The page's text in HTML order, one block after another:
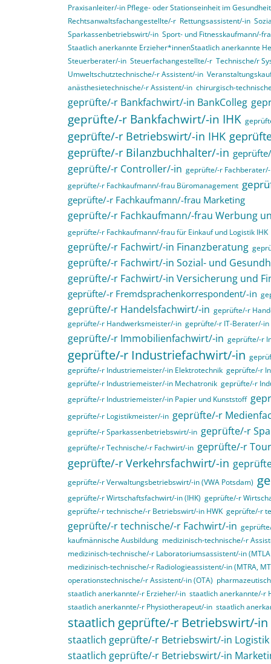
Praxisanleiter/-in Pflege- oder Stationseinheit im
Rechtsanwaltsfachangestellte/-r Rettungsassistent/-in
Sparkassenbetriebswirt/-in Sport- und Fitnesskaufmann/-
Staatlich anerkannte Erzieher*innenStaatlich anerkannte
Steuerberater/-in Steuerfachangestellte/-r Technische/r
Umweltschutztechnische/-r Assistent/-in
anästhesietechnische/-r Assistent/-in chirurgisch-
geprüfte/-r Bankfachwirt/-in BankColleg
geprüfte/-r Bankfachwirt/-in IHK
geprüfte/-r Betriebswirt/-in IHK
geprüfte/-r Bilanzbuchhalter/-in
geprüfte/-r Controller/-in geprüfte/-r
geprüfte/-r Fachkaufmann/-frau Büromanagement
geprüfte/-r Fachkaufmann/-frau Marketing
geprüfte/-r Fachkaufmann/-frau Werbung
geprüfte/-r Fachkaufmann/-frau für Einkauf und Logistik IHK
geprüfte/-r Fachwirt/-in Finanzberatung
geprüfte/-r Fachwirt/-in Sozial- und
geprüfte/-r Fachwirt/-in Versicherung und
geprüfte/-r Fremdsprachenkorrespondent/-in
geprüfte/-r Handelsfachwirt/-in geprüfte/-r
geprüfte/-r Handwerksmeister/-in geprüfte/-r IT-Berater/-in
geprüfte/-r Immobilienfachwirt/-in geprüfte/-r
geprüfte/-r Industriefachwirt/-in
geprüfte/-r Industriemeister/-in Elektrotechnik geprüfte/-r
geprüfte/-r Industriemeister/-in Mechatronik geprüfte/-r
geprüfte/-r Industriemeister/-in Papier und Kunststoff
geprüfte/-r Logistikmeister/-in geprüfte/-r
geprüfte/-r Sparkassenbetriebswirt/-in geprüfte/-r
geprüfte/-r Technische/-r Fachwirt/-in geprüfte/-r
geprüfte/-r Verkehrsfachwirt/-in
geprüfte/-r Verwaltungsbetriebswirt/-in (VWA Potsdam)
geprüfte/-r Wirtschaftsfachwirt/-in (IHK) geprüfte/-r
geprüfte/-r technische/-r Betriebswirt/-in HWK geprüfte/-r
geprüfte/-r technische/-r Fachwirt/-in
kaufmännische Ausbildung medizinisch-technische/-r
medizinisch-technische/-r Laboratoriumsassistent/-in
medizinisch-technische/-r Radiologieassistent/-in (MTRA,
operationstechnische/-r Assistent/-in (OTA)
staatlich anerkannte/-r Erzieher/-in staatlich anerkannte/-r
staatlich anerkannte/-r Physiotherapeut/-in staatlich
staatlich geprüfte/-r Betriebswirt/-in
staatlich geprüfte/-r Betriebswirt/-in Logistik
staatlich geprüfte/-r Betriebswirt/-in